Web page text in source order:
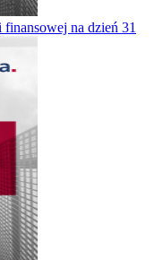
na dzień 31